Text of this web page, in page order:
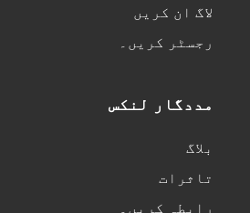
trust and authority in your industry.
TikTok Video Scripts
make you go viral.
لاگ ان کریں
رجسٹر کریں۔
مددگار لنکس
بلاگ
تاثرات
رابطہ کریں۔